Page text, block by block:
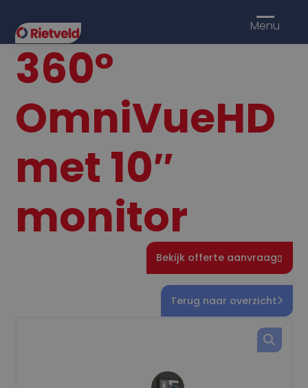
Menu
360°
OmniVueHD
met 10″
monitor
Bekijk offerte aanvraag
Terug naar overzicht